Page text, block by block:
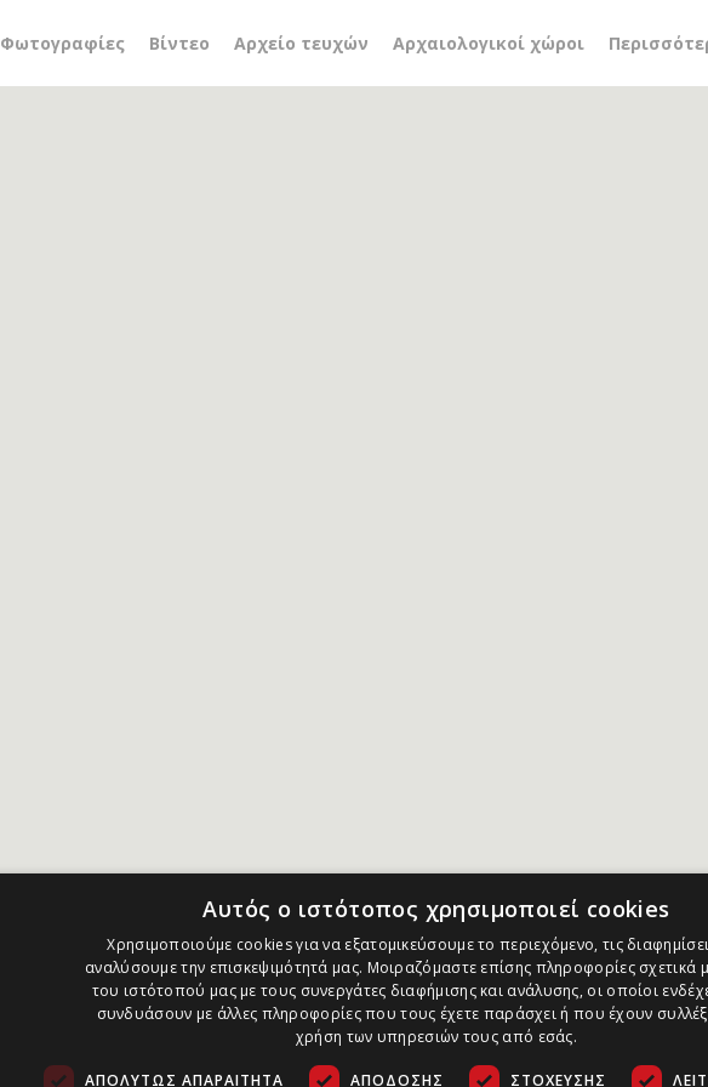
Φωτογραφίες Βίντεο Αρχείο τευχών Αρχαιολογικοί χώροι
λιμένας
Αυτός ο ιστότοπος χρησιμοποιεί cookies
Χρησιμοποιούμε cookies για να εξατομικεύσουμε το περιεχόμενο, τις
αναλύσουμε την επισκεψιμότητά μας. Μοιραζόμαστε επίσης πληροφορίες σχετικά
του ιστότοπού μας με τους συνεργάτες διαφήμισης και ανάλυσης, οι οποίοι
συνδυάσουν με άλλες πληροφορίες που τους έχετε παράσχει ή που έχουν
χρήση των υπηρεσιών τους από εσάς.
ΑΠΟΛΎΤΩΣ ΑΠΑΡΑΊΤΗΤΑ ΑΠΌΔΟΣΗΣ ΣΤΌΧΕΥΣΗΣ